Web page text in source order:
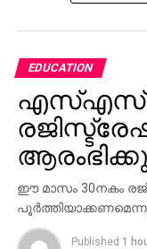
EDUCATION
ഈ മാസം 30നകം
പൂര്‍ത്തിയാക്കണമെന്നു
Published 1